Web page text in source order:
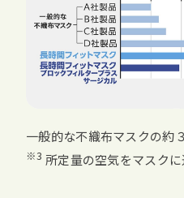
一般的な不織布マスクの約
※3 所定量の空気をマスク